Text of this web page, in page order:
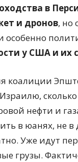
в
и дронов, но
особенно
у США и
коалиции
сколько
нефти и
в юанях, не в
Уже идут
грузы.